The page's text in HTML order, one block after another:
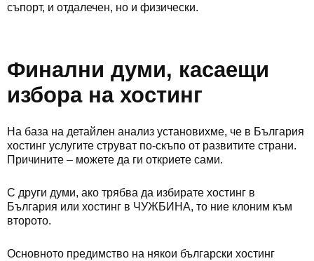
съпорт, и отдалечен, но и физически.
Финални думи, касаещи
избора на хостинг
На база на детайлен анализ установихме, че в България
хостинг услугите струват по-скъпо от развитите страни.
Причините – можете да ги откриете сами.
С други думи, ако трябва да избирате хостинг в
България или хостинг в ЧУЖБИНА, то ние клоним към
второто.
Основното предимство на някои български хостинг